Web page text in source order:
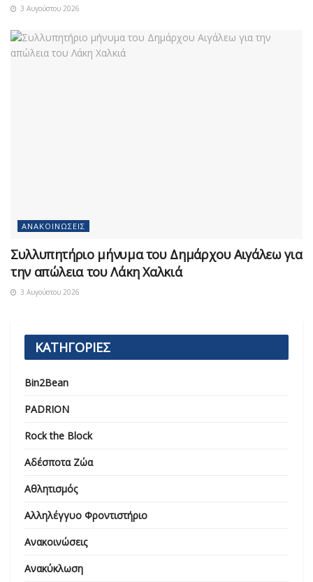
3 Αυγούστου 2026
ΑΝΑΚΟΙΝΏΣΕΙΣ
Συλλυπητήριο μήνυμα του Δημάρχου Αιγάλεω για
την απώλεια του Λάκη Χαλκιά
3 Αυγούστου 2026
ΚΑΤΗΓΟΡΙΕΣ
Bin2Bean
PADRION
Rock the Block
Αδέσποτα Ζώα
Αθλητισμός
Αλληλέγγυο Φροντιστήριο
Ανακοινώσεις
Ανακύκλωση